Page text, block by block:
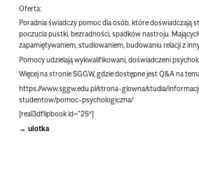
Oferta:
Poradnia świadczy pomoc dla osób, które doświadczają
poczucia pustki, bezradności, spadków nastroju.
zapamiętywaniem, studiowaniem, budowaniu relacji z
Pomocy udzielają wykwalifikowani, doświadczeni
Więcej na stronie SGGW, gdzie dostępne jest Q&A na
https://www.sggw.edu.pl/strona-glowna/studia/
studentow/pomoc-psychologiczna/
[real3dflipbook id=”25″]
ulotka